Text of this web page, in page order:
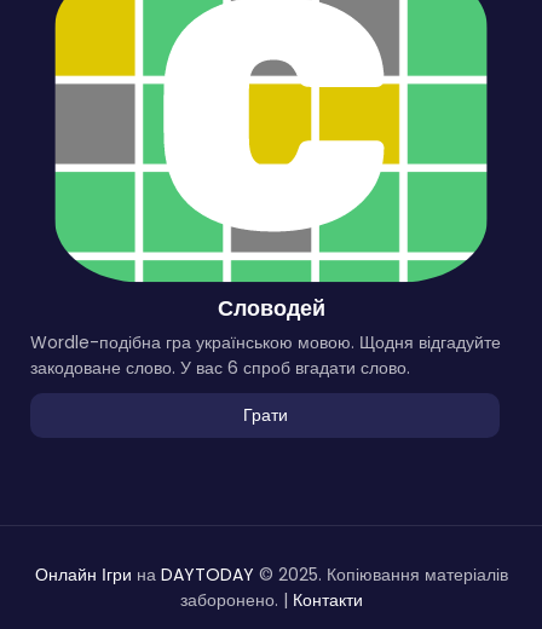
Словодей
Wordle-подібна гра українською мовою. Щодня відгадуйте
закодоване слово. У вас 6 спроб вгадати слово.
Грати
Онлайн Ігри на DAYTODAY © 2025. Копіювання матеріалів
заборонено. | Контакти